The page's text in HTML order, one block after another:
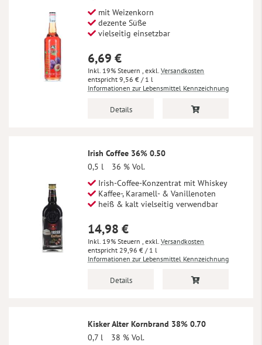
mit Weizenkorn
dezente Süße
vielseitig einsetzbar
6,69 €
Inkl. 19% Steuern , exkl. Versandkosten
9,56 € / 1 l
Informationen zur Lebensmittel Kennzeichnung
Details
Irish Coffee 36% 0.50
0,5 l
36 % Vol.
Irish-Coffee-Konzentrat mit Whiskey
Kaffee-, Karamell- & Vanillenoten
heiß & kalt vielseitig verwendbar
14,98 €
Inkl. 19% Steuern , exkl. Versandkosten
29,96 € / 1 l
Informationen zur Lebensmittel Kennzeichnung
Details
Kisker Alter Kornbrand 38% 0.70
0,7 l
38 % Vol.